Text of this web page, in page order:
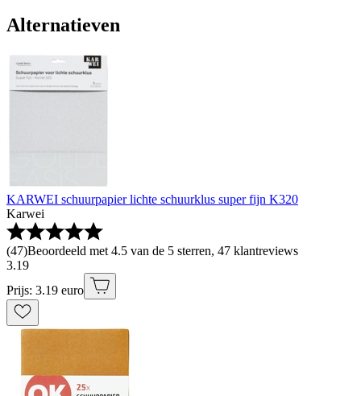
Alternatieven
KARWEI schuurpapier lichte schuurklus super fijn K320
Karwei
(47)Beoordeeld met 4.5 van de 5 sterren, 47 klantreviews
3.19
Prijs: 3.19 euro